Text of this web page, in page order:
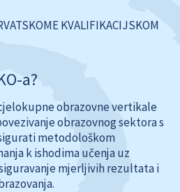
KVALIFIKACIJSKOM
a?
obrazovne vertikale
obrazovnog sektora s
metodološkom
k ishodima učenja uz
mjerljivih rezultata i